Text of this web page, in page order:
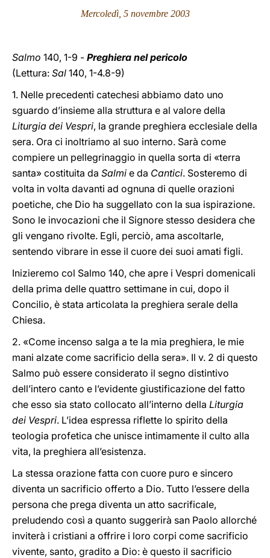
Mercoledì, 5 novembre 2003
Salmo 140, 1-9 - Preghiera nel pericolo
(Lettura: Sal 140, 1-4.8-9)
1. Nelle precedenti catechesi abbiamo dato uno
sguardo d’insieme alla struttura e al valore della
Liturgia dei Vespri, la grande preghiera ecclesiale della
sera. Ora ci inoltriamo al suo interno. Sarà come
compiere un pellegrinaggio in quella sorta di «terra
santa» costituita da Salmi e da Cantici. Sosteremo di
volta in volta davanti ad ognuna di quelle orazioni
poetiche, che Dio ha suggellato con la sua ispirazione.
Sono le invocazioni che il Signore stesso desidera che
gli vengano rivolte. Egli, perciò, ama ascoltarle,
sentendo vibrare in esse il cuore dei suoi amati figli.
Inizieremo col Salmo 140, che apre i Vespri domenicali
della prima delle quattro settimane in cui, dopo il
Concilio, è stata articolata la preghiera serale della
Chiesa.
2. «Come incenso salga a te la mia preghiera, le mie
mani alzate come sacrificio della sera». Il v. 2 di questo
Salmo può essere considerato il segno distintivo
dell’intero canto e l’evidente giustificazione del fatto
che esso sia stato collocato all’interno della Liturgia
dei Vespri. L’idea espressa riflette lo spirito della
teologia profetica che unisce intimamente il culto alla
vita, la preghiera all’esistenza.
La stessa orazione fatta con cuore puro e sincero
diventa un sacrificio offerto a Dio. Tutto l’essere della
persona che prega diventa un atto sacrificale,
preludendo così a quanto suggerirà san Paolo allorché
inviterà i cristiani a offrire i loro corpi come sacrificio
vivente, santo, gradito a Dio: è questo il sacrificio